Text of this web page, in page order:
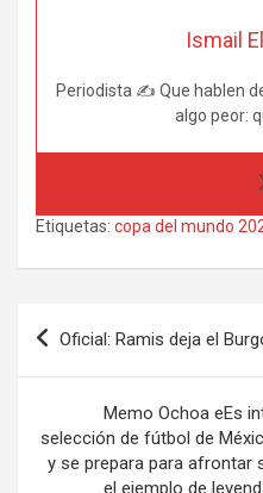
Ismail
Periodista ✍ Que hablen
algo peor:
Etiquetas: copa del mundo
Navegación
de
Oficial: Ramis deja el
Memo Ochoa eEs
selección de fútbol de
y se prepara para afrontar
el ejemplo de